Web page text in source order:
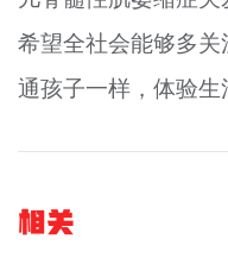
希望全社会能够多
通孩子一样，体验生
相关